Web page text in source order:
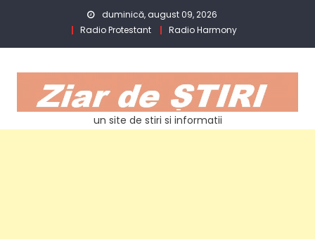
duminică, august 09, 2026
Radio Protestant
Radio Harmony
un site de stiri si informatii